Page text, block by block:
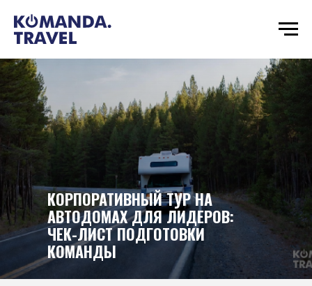
КОРПОРАТИВНЫЙ ТУР НА
АВТОДОМАХ ДЛЯ ЛИДЕРОВ:
ЧЕК-ЛИСТ ПОДГОТОВКИ
КОМАНДЫ